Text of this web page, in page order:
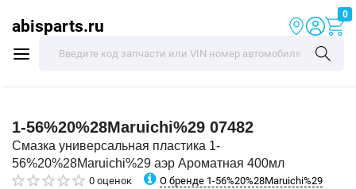
abisparts.ru
0
1-56%20%28Maruichi%29 07482
Смазка универсальная пластика 1-
56%20%28Maruichi%29 аэр Ароматная 400мл
0 оценок О бренде 1-56%20%28Maruichi%29